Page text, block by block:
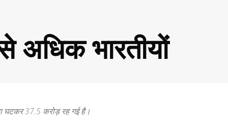
भारतीयों
घटकर 37.5 करोड़ रह गई है।